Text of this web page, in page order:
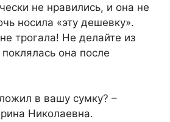
не нравились, и она не
носила «эту дешевку».
трогала! Не делайте из
она после
в вашу сумку? –
Николаевна.